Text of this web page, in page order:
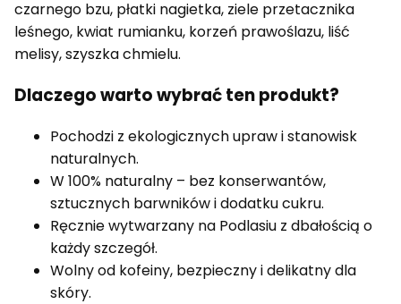
czarnego bzu, płatki nagietka, ziele przetacznika
leśnego, kwiat rumianku, korzeń prawoślazu, liść
melisy, szyszka chmielu.
Dlaczego warto wybrać ten produkt?
Pochodzi z ekologicznych upraw i stanowisk
naturalnych.
W 100% naturalny – bez konserwantów,
sztucznych barwników i dodatku cukru.
Ręcznie wytwarzany na Podlasiu z dbałością o
każdy szczegół.
Wolny od kofeiny, bezpieczny i delikatny dla
skóry.